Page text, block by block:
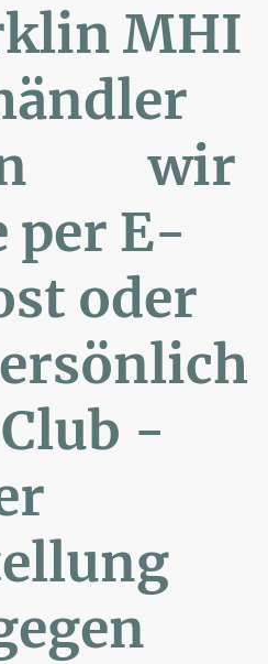
MHI
wir
per E-
oder
-